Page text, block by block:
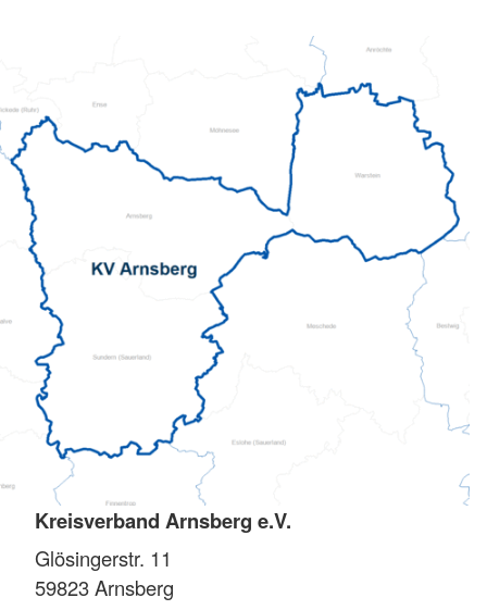
Kreisverband Arnsberg e.V.
Glösingerstr. 11
59823Arnsberg